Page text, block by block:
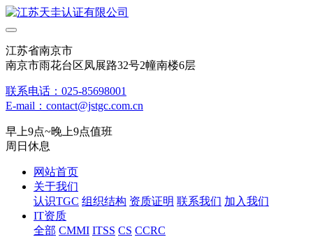
江苏省南京市
南京市雨花台区凤展路32号2幢南楼6层
联系电话：025-85698001
E-mail：contact@jstgc.com.cn
早上9点~晚上9点值班
周日休息
网站首页
关于我们
认识TGC 组织结构 资质证明 联系我们 加入我们
IT资质
全部 CMMI ITSS CS CCRC